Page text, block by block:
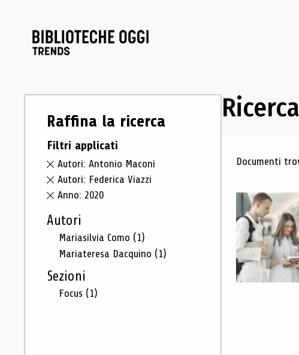
Raffina la ricerca
Filtri applicati
Autori: Antonio Maconi
Autori: Federica Viazzi
Anno: 2020
Autori
Mariasilvia Como (1)
Mariateresa Dacquino (1)
Sezioni
Focus (1)
Ricerca
Documenti